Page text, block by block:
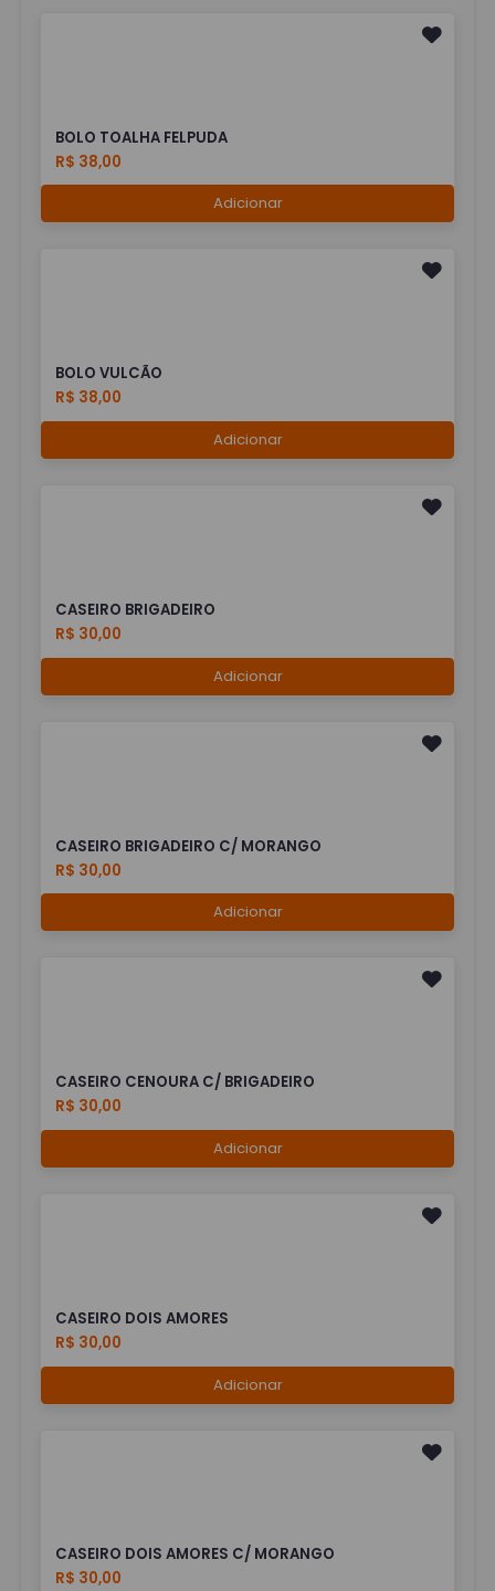
BOLO TOALHA FELPUDA
R$ 38,00
Adicionar
BOLO VULCÃO
R$ 38,00
Adicionar
CASEIRO BRIGADEIRO
R$ 30,00
Adicionar
CASEIRO BRIGADEIRO C/ MORANGO
R$ 30,00
Adicionar
CASEIRO CENOURA C/ BRIGADEIRO
R$ 30,00
Adicionar
CASEIRO DOIS AMORES
R$ 30,00
Adicionar
CASEIRO DOIS AMORES C/ MORANGO
R$ 30,00